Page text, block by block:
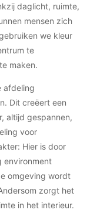
daglicht, ruimte,
mensen zich
we kleur
te
maken.
afdeling
Dit creëert een
altijd gespannen,
voor
Hier is door
environment
omgeving wordt
zorgt het
in het interieur.